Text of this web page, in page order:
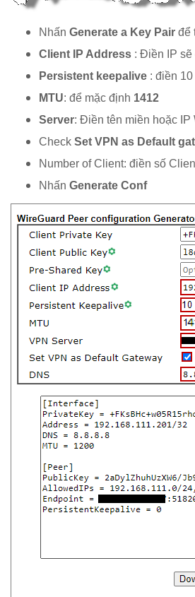
Nhấn Generate a Key Pair để
Client IP Address : Điền IP sẽ
Persistent keepalive : điền 10
MTU: để mặc định 1412
Server: Điền tên miền hoặc IP
Check Set VPN as Default
Number of Client: điền số
Nhấn Generate Conf